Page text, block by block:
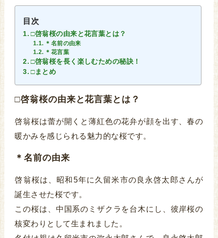
目次
□啓翁桜の由来と花言葉とは？
＊名前の由来
＊花言葉
□啓翁桜を長く楽しむための秘訣！
□まとめ
□啓翁桜の由来と花言葉とは？
啓翁桜は蕾が開くと薄紅色の花弁が顔を出す、春の
暖かみを感じられる魅力的な桜です。
＊名前の由来
啓翁桜は、昭和5年に久留米市の良永啓太郎さんが
誕生させた桜です。
この桜は、中国系のミザクラを台木にし、彼岸桜の
核変わりとして生まれました。